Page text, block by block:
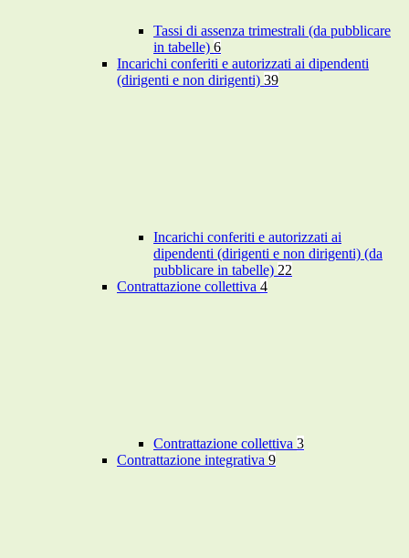
Tassi di assenza trimestrali (da pubblicare
in tabelle) 6
Incarichi conferiti e autorizzati ai dipendenti
(dirigenti e non dirigenti) 39
Incarichi conferiti e autorizzati ai
dipendenti (dirigenti e non dirigenti) (da
pubblicare in tabelle) 22
Contrattazione collettiva 4
Contrattazione collettiva 3
Contrattazione integrativa 9